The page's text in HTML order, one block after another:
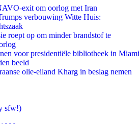
exit om oorlog met Iran
verbouwing Witte Huis:
roept op om minder brandstof te
voor presidentiële bibliotheek in Miami
beeld
olie-eiland Kharg in beslag nemen
sfw!)